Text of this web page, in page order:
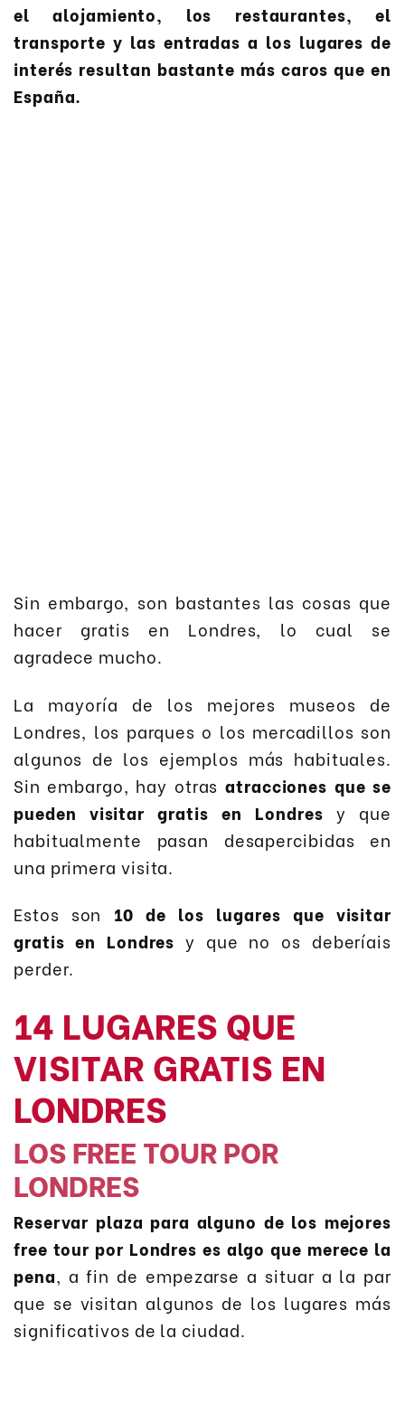
el alojamiento, los restaurantes, el
transporte y las entradas a los lugares de
interés resultan bastante más caros que en
España.
Sin embargo, son bastantes las cosas que
hacer gratis en Londres, lo cual se
agradece mucho.
La mayoría de los mejores museos de
Londres, los parques o los mercadillos son
algunos de los ejemplos más habituales.
Sin embargo, hay otrasatracciones que se
pueden visitar gratis en Londres y que
habitualmente pasan desapercibidas en
una primera visita.
Estos son 10 de los lugares que visitar
gratis en Londres y que no os deberíais
perder.
14 LUGARES QUE
VISITAR GRATIS EN
LONDRES
LOS FREE TOUR POR
LONDRES
Reservar plaza para alguno de los mejores
free tour por Londres es algo que merece la
pena, a fin de empezarse a situar a la par
que se visitan algunos de los lugares más
significativos de la ciudad.